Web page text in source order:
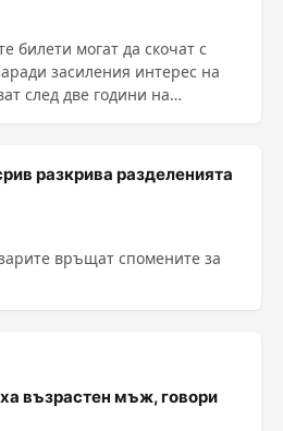
билети могат да скочат с
засиления интерес на
след две години на
разкрива разделенията
връщат спомените за
възрастен мъж, говори